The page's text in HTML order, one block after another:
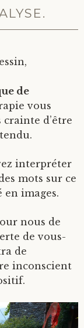
de
vous
d’être
interpréter
mots sur ce
images.
nous de
de vous-
de
inconscient